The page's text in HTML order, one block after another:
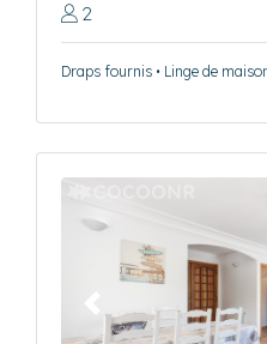
2
Draps fournis • Linge de
Précédent